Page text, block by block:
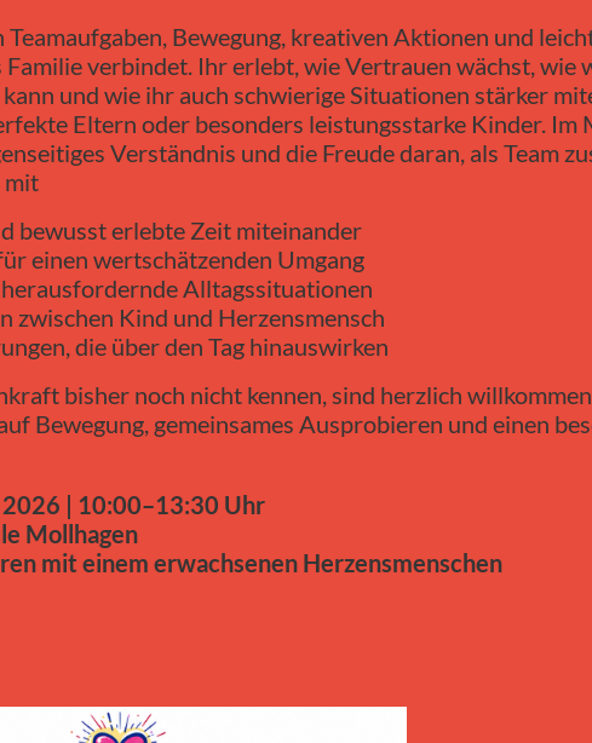
Bewegung, kreativen Aktionen und
Familie verbindet. Ihr erlebt, wie Vertrauen wächst, wie
und wie ihr auch schwierige Situationen stärker
Eltern oder besonders leistungsstarke Kinder. Im
Verständnis und die Freude daran, als Team
mit
bewusst erlebte Zeit miteinander
einen wertschätzenden Umgang
Alltagssituationen
zwischen Kind und Herzensmensch
die über den Tag hinauswirken
bisher noch nicht kennen, sind herzlich
Bewegung, gemeinsames Ausprobieren und einen
| 10:00–13:30 Uhr
Mollhagen
mit einem erwachsenen Herzensmenschen